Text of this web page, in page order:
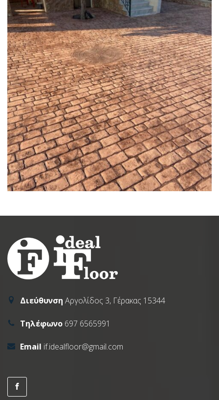
Διεύθυνση Αργολίδος 3, Γέρακας 15344
Τηλέφωνο 697 6565991
Email if.idealfloor@gmail.com